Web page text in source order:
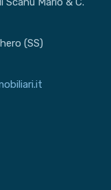
(SS)